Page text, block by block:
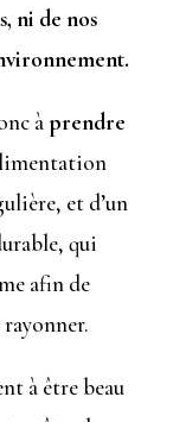
ni de nos
àprendre
et d’un
qui
afin de
à être beau